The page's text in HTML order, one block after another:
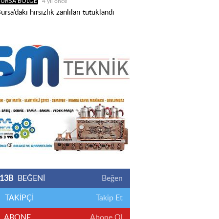
hırsızlık zanlıları tutuklandı
13B BEĞENİ Beğen
TAKİPÇİ Takip Et